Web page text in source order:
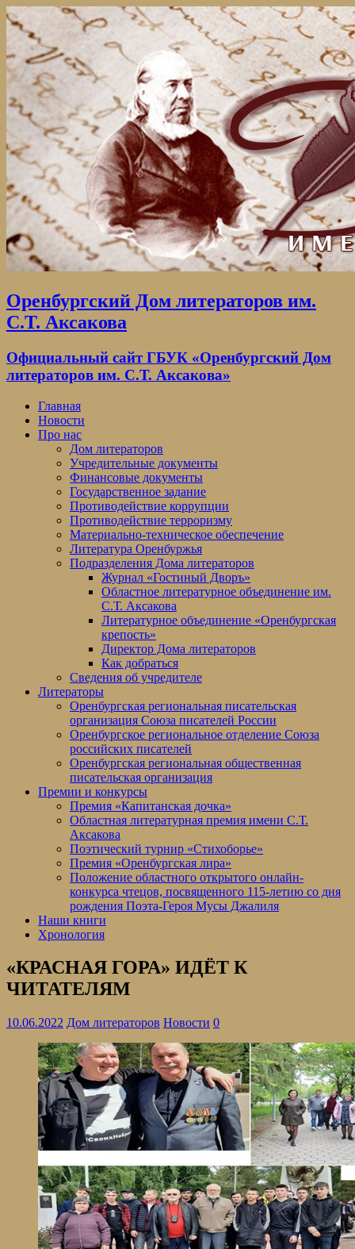
Оренбургский Дом литераторов им.
С.Т. Аксакова
Официальный сайт ГБУК «Оренбургский Дом
литераторов им. С.Т. Аксакова»
Главная
Новости
Про нас
Дом литераторов
Учредительные документы
Финансовые документы
Государственное задание
Противодействие коррупции
Противодействие терроризму
Материально-техническое обеспечение
Литература Оренбуржья
Подразделения Дома литераторов
Журнал «Гостиный Дворъ»
Областное литературное объединение им.
С.Т. Аксакова
Литературное объединение «Оренбургская
крепость»
Директор Дома литераторов
Как добраться
Сведения об учредителе
Литераторы
Оренбургская региональная писательская
организация Союза писателей России
Оренбургское региональное отделение Союза
российских писателей
Оренбургская региональная общественная
писательская организация
Премии и конкурсы
Премия «Капитанская дочка»
Областная литературная премия имени С.Т.
Аксакова
Поэтический турнир «Стихоборье»
Премия «Оренбургская лира»
Положение областного открытого онлайн-
конкурса чтецов, посвященного 115-летию со дня
рождения Поэта-Героя Мусы Джалиля
Наши книги
Хронология
«КРАСНАЯ ГОРА» ИДЁТ К
ЧИТАТЕЛЯМ
10.06.2022 Дом литераторов Новости 0